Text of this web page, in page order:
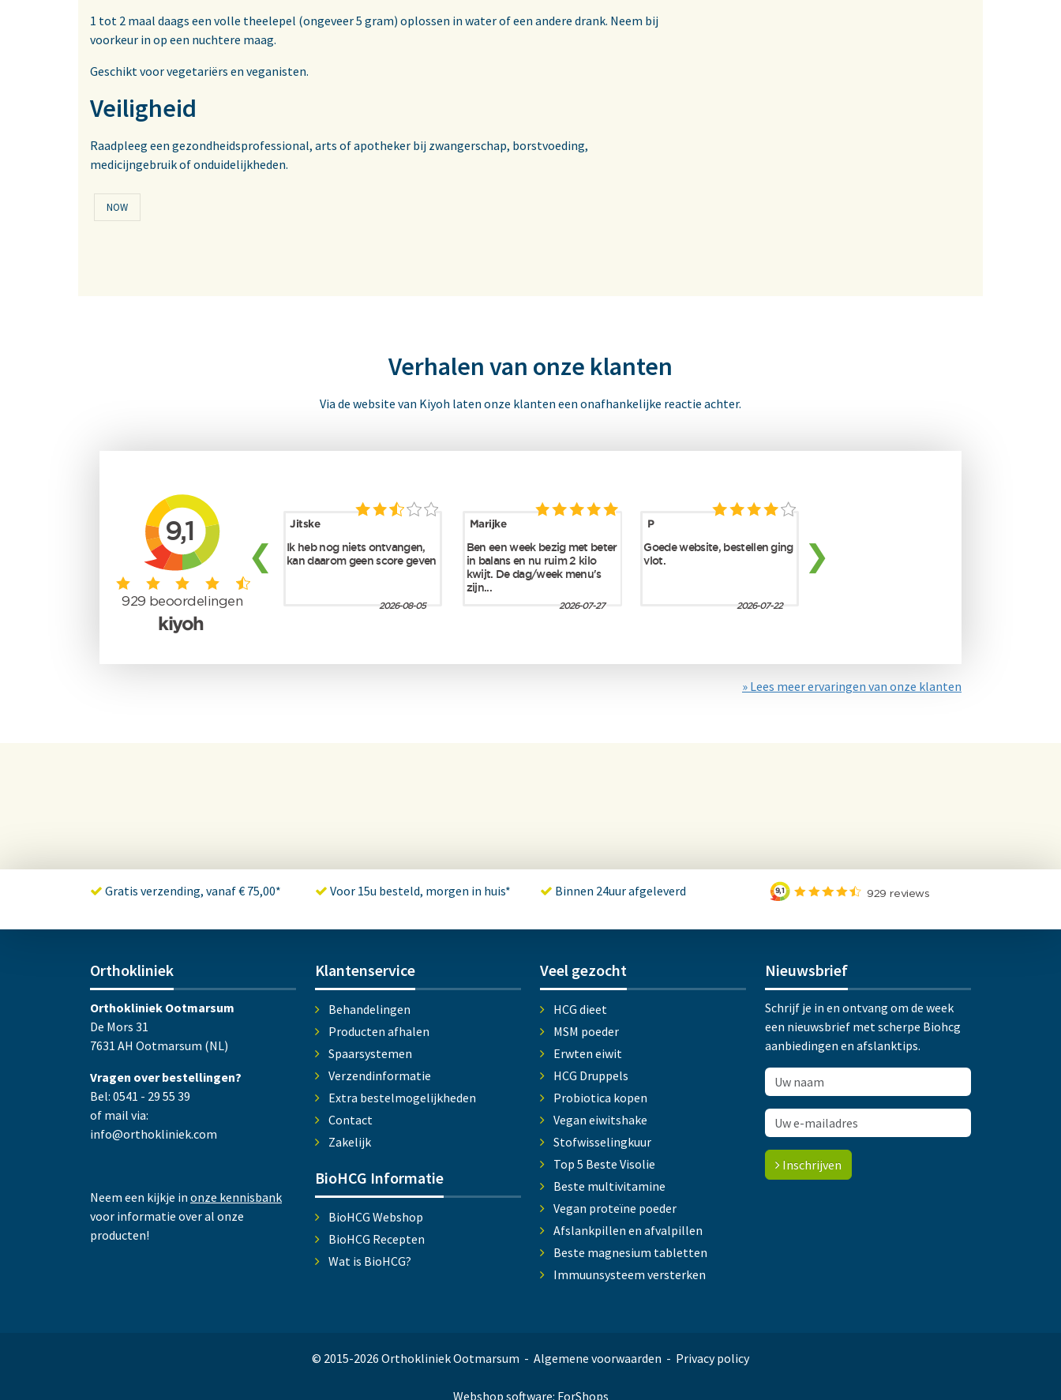
1 tot 2 maal daags een volle theelepel (ongeveer 5 gram) oplossen in water of een andere drank. Neem bij
voorkeur in op een nuchtere maag.
Geschikt voor vegetariërs en veganisten.
Veiligheid
Raadpleeg een gezondheidsprofessional, arts of apotheker bij zwangerschap, borstvoeding,
medicijngebruik of onduidelijkheden.
NOW
Verhalen van onze klanten
Via de website van Kiyoh laten onze klanten een onafhankelijke reactie achter.
» Lees meer ervaringen van onze klanten
Gratis verzending, vanaf € 75,00* Voor 15u besteld, morgen in huis* Binnen 24uur afgeleverd
Orthokliniek
Orthokliniek Ootmarsum
De Mors 31
7631 AH Ootmarsum (NL)
Vragen over bestellingen?
Bel: 0541 - 29 55 39
of mail via:
info@orthokliniek.com
Neem een kijkje in onze kennisbank
voor informatie over al onze
producten!
Klantenservice
Behandelingen
Producten afhalen
Spaarsystemen
Verzendinformatie
Extra bestelmogelijkheden
Contact
Zakelijk
BioHCG Informatie
BioHCG Webshop
BioHCG Recepten
Wat is BioHCG?
Veel gezocht
HCG dieet
MSM poeder
Erwten eiwit
HCG Druppels
Probiotica kopen
Vegan eiwitshake
Stofwisselingkuur
Top 5 Beste Visolie
Beste multivitamine
Vegan proteïne poeder
Afslankpillen en afvalpillen
Beste magnesium tabletten
Immuunsysteem versterken
Nieuwsbrief
Schrijf je in en ontvang om de week
een nieuwsbrief met scherpe Biohcg
aanbiedingen en afslanktips.
Inschrijven
© 2015-2026 Orthokliniek Ootmarsum Algemene voorwaarden Privacy policy
Webshop software: ForShops